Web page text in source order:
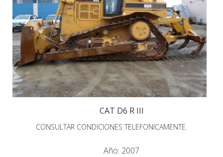
CAT D6 R III
CONSULTAR CONDICIONES TELEFONICAMENTE.
Año: 2007